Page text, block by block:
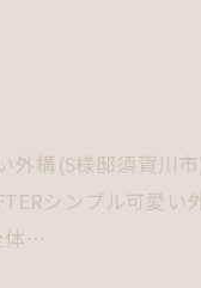
構(S様邸須賀川市)
シンプル可愛
体…